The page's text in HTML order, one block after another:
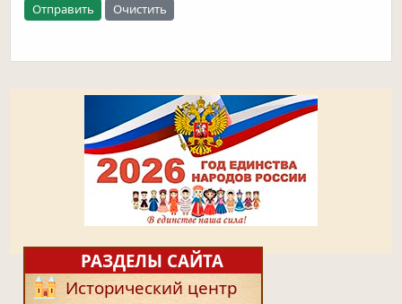
РАЗДЕЛЫ САЙТА
Исторический центр
Отправить Очистить